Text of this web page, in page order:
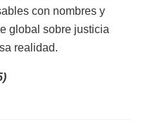
con nombres y
global sobre justicia
realidad.